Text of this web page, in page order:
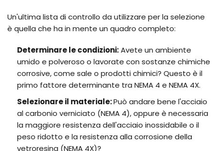
Un'ultima lista di controllo da utilizzare per la selezione
è quella che ha in mente un quadro completo:
Determinare le condizioni:Avete un ambiente
umido e polveroso o lavorate con sostanze chimiche
corrosive, come sale o prodotti chimici? Questo è il
primo fattore determinante tra NEMA 4 e NEMA 4X.
Selezionare il materiale:Può andare bene l'acciaio
al carbonio verniciato (NEMA 4), oppure è necessaria
la maggiore resistenza dell'acciaio inossidabile o il
peso ridotto e la resistenza alla corrosione della
vetroresina (NEMA 4X)?